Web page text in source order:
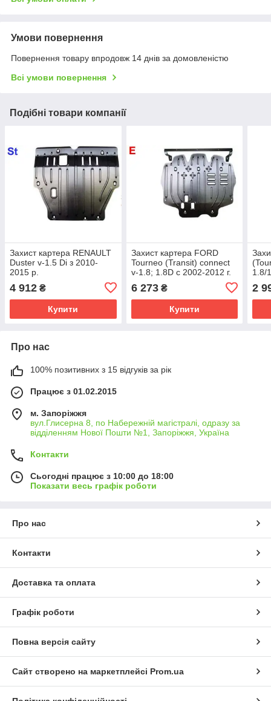
Умови повернення
Повернення товару впродовж 14 днів за домовленістю
Всі умови повернення
Подібні товари компанії
Захист картера RENAULT
Duster v-1.5 Di з 2010-
2015 р.
4 912 ₴
Купити
Захист картера FORD
Tourneo (Transit) connect
v-1.8; 1.8D с 2002-2012 г.
6 273₴
Купити
1.8/
2
Про нас
100% позитивних з 15 відгуків за рік
Працює з 01.02.2015
м. Запоріжжя
вул.Глисерна 8, по Набережній магістралі, одразу за
відділенням Нової Пошти №1, Запоріжжя, Україна
Контакти
Сьогодні працює з 10:00 до 18:00
Показати весь графік роботи
Про нас
Контакти
Доставка та оплата
Графік роботи
Повна версія сайту
Сайт створено на маркетплейсі Prom.ua